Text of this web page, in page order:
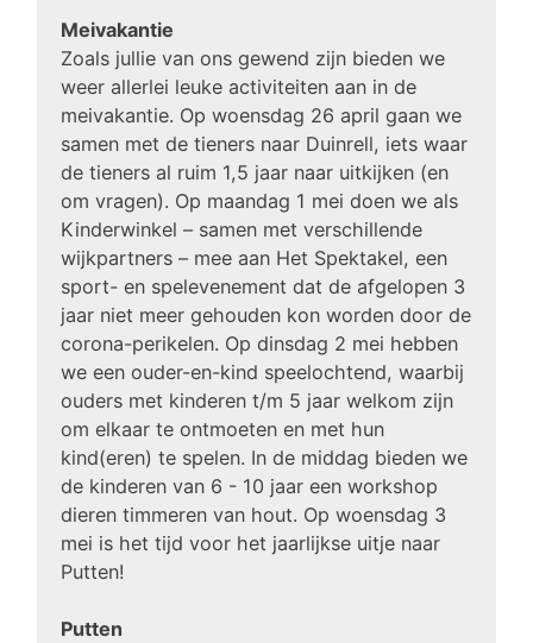
Meivakantie
Zoals jullie van ons gewend zijn bieden we
weer allerlei leuke activiteiten aan in de
meivakantie. Op woensdag 26 april gaan we
samen met de tieners naar Duinrell, iets waar
de tieners al ruim 1,5 jaar naar uitkijken (en
om vragen). Op maandag 1 mei doen we als
Kinderwinkel – samen met verschillende
wijkpartners – mee aan Het Spektakel, een
sport- en spelevenement dat de afgelopen 3
jaar niet meer gehouden kon worden door de
corona-perikelen. Op dinsdag 2 mei hebben
we een ouder-en-kind speelochtend, waarbij
ouders met kinderen t/m 5 jaar welkom zijn
om elkaar te ontmoeten en met hun
kind(eren) te spelen. In de middag bieden we
de kinderen van 6 - 10 jaar een workshop
dieren timmeren van hout. Op woensdag 3
mei is het tijd voor het jaarlijkse uitje naar
Putten!
Putten